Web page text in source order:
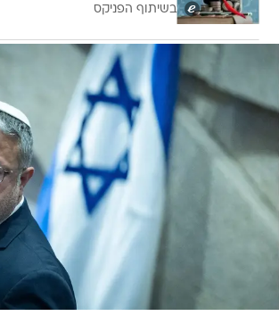
בשיתוף הפניקס